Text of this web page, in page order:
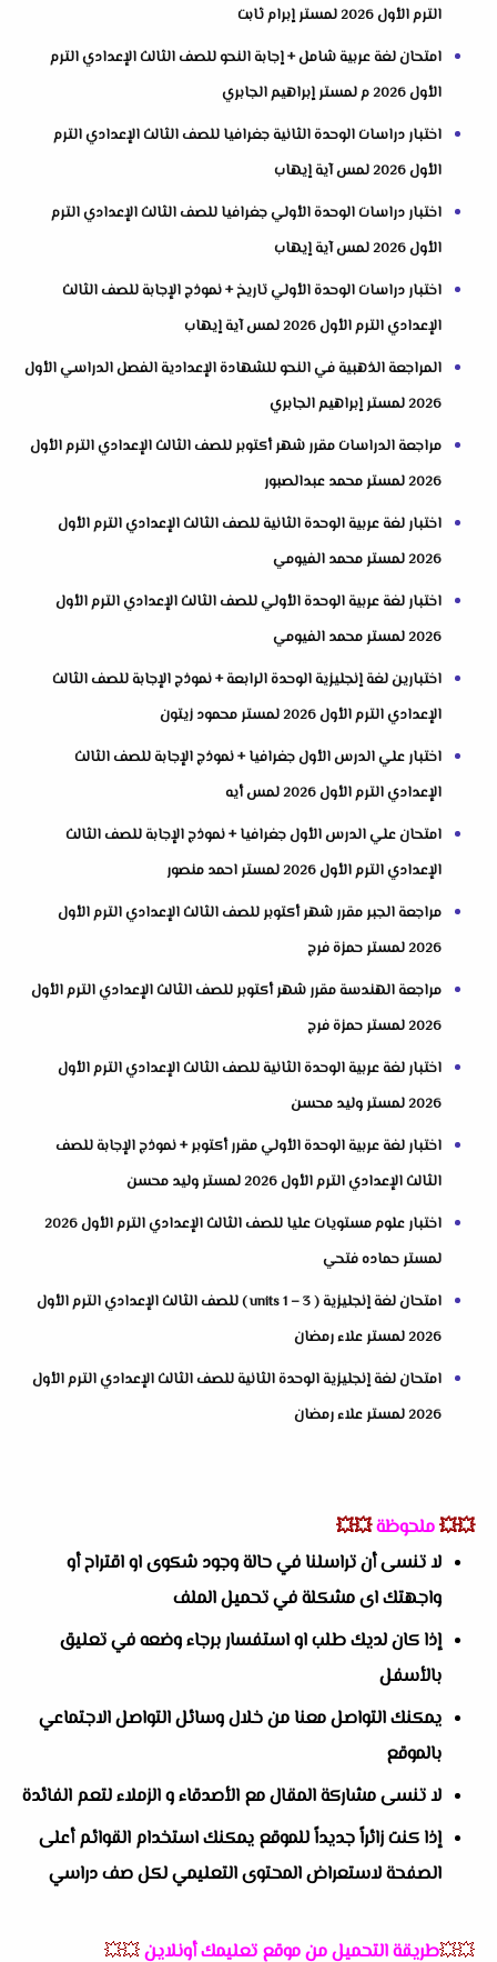
الترم الأول 2026 لمستر إبرام ثابت
امتحان لغة عربية شامل + إجابة النحو للصف الثالث الإعدادي الترم
الأول 2026 م لمستر إبراهيم الجابري
اختبار دراسات الوحدة الثانية جغرافيا للصف الثالث الإعدادي الترم
الأول 2026 لمس آية إيهاب
اختبار دراسات الوحدة الأولي جغرافيا للصف الثالث الإعدادي الترم
الأول 2026 لمس آية إيهاب
اختبار دراسات الوحدة الأولي تاريخ + نموذج الإجابة للصف الثالث
الإعدادي الترم الأول 2026 لمس آية إيهاب
المراجعة الذهبية في النحو للشهادة الإعدادية الفصل الدراسي الأول
2026 لمستر إبراهيم الجابري
مراجعة الدراسات مقرر شهر أكتوبر للصف الثالث الإعدادي الترم الأول
2026 لمستر محمد عبدالصبور
اختبار لغة عربية الوحدة الثانية للصف الثالث الإعدادي الترم الأول
2026 لمستر محمد الفيومي
اختبار لغة عربية الوحدة الأولي للصف الثالث الإعدادي الترم الأول
2026 لمستر محمد الفيومي
اختبارين لغة إنجليزية الوحدة الرابعة + نموذج الإجابة للصف الثالث
الإعدادي الترم الأول 2026 لمستر محمود زيتون
اختبار علي الدرس الأول جغرافيا + نموذج الإجابة للصف الثالث
الإعدادي الترم الأول 2026 لمس أيه
امتحان علي الدرس الأول جغرافيا + نموذج الإجابة للصف الثالث
الإعدادي الترم الأول 2026 لمستر احمد منصور
مراجعة الجبر مقرر شهر أكتوبر للصف الثالث الإعدادي الترم الأول
2026 لمستر حمزة فرج
مراجعة الهندسة مقرر شهر أكتوبر للصف الثالث الإعدادي الترم الأول
2026 لمستر حمزة فرج
اختبار لغة عربية الوحدة الثانية للصف الثالث الإعدادي الترم الأول
2026 لمستر وليد محسن
اختبار لغة عربية الوحدة الأولي مقرر أكتوبر + نموذج الإجابة للصف
الثالث الإعدادي الترم الأول 2026 لمستر وليد محسن
اختبار علوم مستويات عليا للصف الثالث الإعدادي الترم الأول 2026
لمستر حماده فتحي
امتحان لغة إنجليزية ( units 1 – 3 ) للصف الثالث الإعدادي الترم الأول
2026 لمستر علاء رمضان
امتحان لغة إنجليزية الوحدة الثانية للصف الثالث الإعدادي الترم الأول
2026 لمستر علاء رمضان
💥💥ملحوظة💥💥
لا تنسى أن تراسلنا في حالة وجود شكوى او اقتراح أو
واجهتك اى مشكلة في تحميل الملف
إذا كان لديك طلب او استفسار برجاء وضعه في تعليق
بالأسفل
يمكنك التواصل معنا من خلال وسائل التواصل الاجتماعي
بالموقع
لا تنسى مشاركة المقال مع الأصدقاء و الزملاء لتعم الفائدة
إذا كنت زائراً جديداً للموقع يمكنك استخدام القوائم أعلى
الصفحة لاستعراض المحتوى التعليمي لكل صف دراسي
💥💥طريقة التحميل من موقع تعليمك أونلاين💥💥